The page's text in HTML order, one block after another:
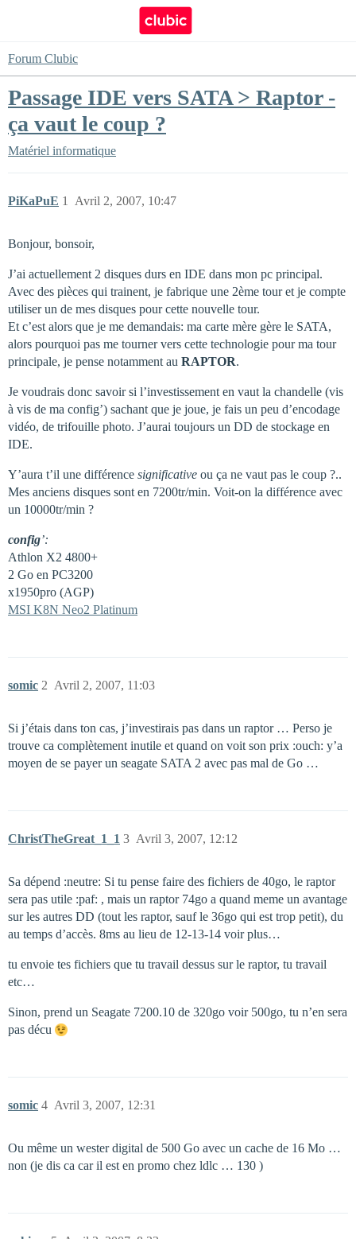
Forum Clubic
Passage IDE vers SATA > Raptor -
ça vaut le coup ?
Matériel informatique
PiKaPuE Avril 2, 2007, 10:47
1
Bonjour, bonsoir,
J’ai actuellement 2 disques durs en IDE dans mon pc principal.
Avec des pièces qui trainent, je fabrique une 2ème tour et je compte
utiliser un de mes disques pour cette nouvelle tour.
Et c’est alors que je me demandais: ma carte mère gère le SATA,
alors pourquoi pas me tourner vers cette technologie pour ma tour
principale, je pense notamment au RAPTOR.
Je voudrais donc savoir si l’investissement en vaut la chandelle (vis
à vis de ma config’) sachant que je joue, je fais un peu d’encodage
vidéo, de trifouille photo. J’aurai toujours un DD de stockage en
IDE.
Y’aura t’il une différence significative ou ça ne vaut pas le coup ?..
Mes anciens disques sont en 7200tr/min. Voit-on la différence avec
un 10000tr/min ?
config’:
Athlon X2 4800+
2 Go en PC3200
x1950pro (AGP)
MSI K8N Neo2 Platinum
somic Avril 2, 2007, 11:03
2
Si j’étais dans ton cas, j’investirais pas dans un raptor … Perso je
trouve ca complètement inutile et quand on voit son prix :ouch: y’a
moyen de se payer un seagate SATA 2 avec pas mal de Go …
ChristTheGreat_1_1 Avril 3, 2007, 12:12
3
Sa dépend :neutre: Si tu pense faire des fichiers de 40go, le raptor
sera pas utile :paf: , mais un raptor 74go a quand meme un avantage
sur les autres DD (tout les raptor, sauf le 36go qui est trop petit), du
au temps d’accès. 8ms au lieu de 12-13-14 voir plus…
tu envoie tes fichiers que tu travail dessus sur le raptor, tu travail
etc…
Sinon, prend un Seagate 7200.10 de 320go voir 500go, tu n’en sera
pas décu
somic Avril 3, 2007, 12:31
4
Ou même un wester digital de 500 Go avec un cache de 16 Mo …
non (je dis ca car il est en promo chez ldlc … 130 )